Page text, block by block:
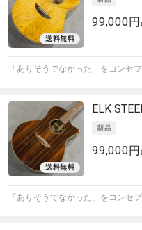
99,000円
「ありそうでなかった」をコンセ
ELK
99,000円
「ありそうでなかった」をコンセ